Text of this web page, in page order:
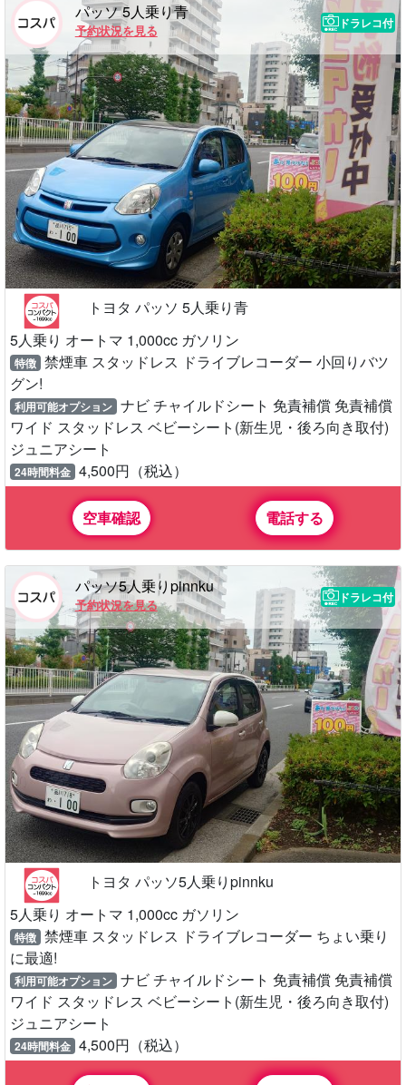
パッソ 5人乗り青
予約状況を見る
ドラレコ付
トヨタ パッソ 5人乗り青
5人乗り オートマ 1,000cc ガソリン
特徴 禁煙車 スタッドレス ドライブレコーダー 小回りバツ
グン!
利用可能オプション ナビ チャイルドシート 免責補償 免責補償
ワイド スタッドレス ベビーシート(新生児・後ろ向き取付)
ジュニアシート
24時間料金 4,500円（税込）
空車確認 電話する
パッソ5人乗りpinnku
予約状況を見る
ドラレコ付
トヨタ パッソ5人乗りpinnku
5人乗り オートマ 1,000cc ガソリン
特徴 禁煙車 スタッドレス ドライブレコーダー ちょい乗り
に最適!
利用可能オプション ナビ チャイルドシート 免責補償 免責補償
ワイド スタッドレス ベビーシート(新生児・後ろ向き取付)
ジュニアシート
24時間料金 4,500円（税込）